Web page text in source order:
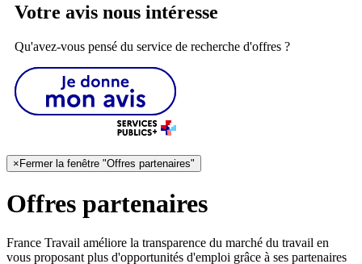
Votre avis nous intéresse
Qu'avez-vous pensé du service de recherche d'offres ?
×Fermer la fenêtre "Offres partenaires"
Offres partenaires
France Travail améliore la transparence du marché du travail en
vous proposant plus d'opportunités d'emploi grâce à ses partenaires